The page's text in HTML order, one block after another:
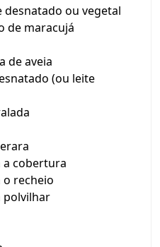
desnatado ou vegetal
de maracujá
de aveia
(ou leite
a cobertura
o recheio
polvilhar